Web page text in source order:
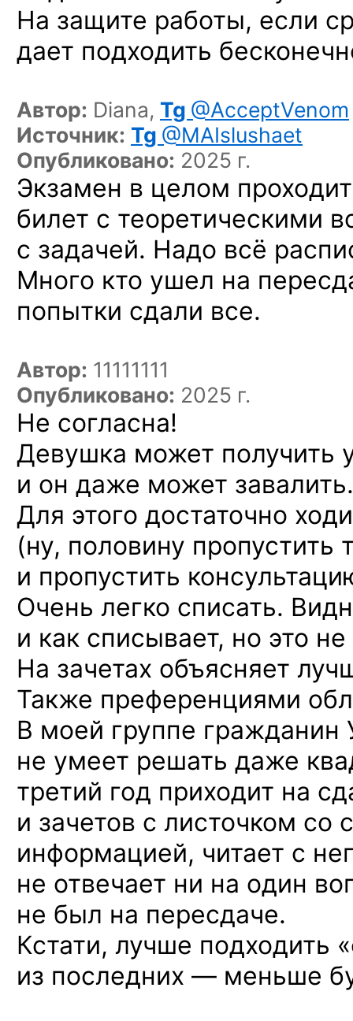
На защите работы, если
дает подходить
Автор: Diana, Tg @AcceptVenom
Источник: Tg @MAIslushaet
Опубликовано: 2025 г.
Экзамен в целом
билет с теоретическими
с задачей. Надо всё
Много кто ушел на
попытки сдали все.
Автор: 11111111
Опубликовано: 2025 г.
Не согласна!
Девушка может получить
и он даже может завалить.
Для этого достаточно
(ну, половину пропустить
и пропустить
Очень легко списать.
и как списывает, но это
На зачетах объясняет
Также преференциями
В моей группе гражданин
не умеет решать даже
третий год приходит на
и зачетов с листочком со
информацией, читает с
не отвечает ни на один
не был на пересдаче.
Кстати, лучше подходить
из последних — меньше